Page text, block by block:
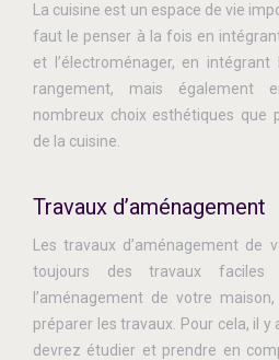
La cuisine est un espace de vie
faut le penser à la fois en
et l’électroménager, en
rangement, mais également
nombreux choix esthétiques que
de la cuisine.
Travaux d’aménagement
Les travaux d’aménagement
toujours des travaux
l’aménagement de votre
préparer les travaux. Pour cela, il
devrez étudier et prendre en